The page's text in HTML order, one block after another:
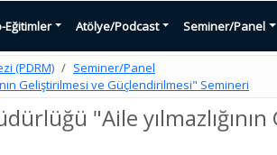
Eğitimler Atölye/Podcast Seminer/Panel
(PDRM)
Seminer/Panel
Geliştirilmesi ve Güçlendirilmesi" Semineri
"Aile